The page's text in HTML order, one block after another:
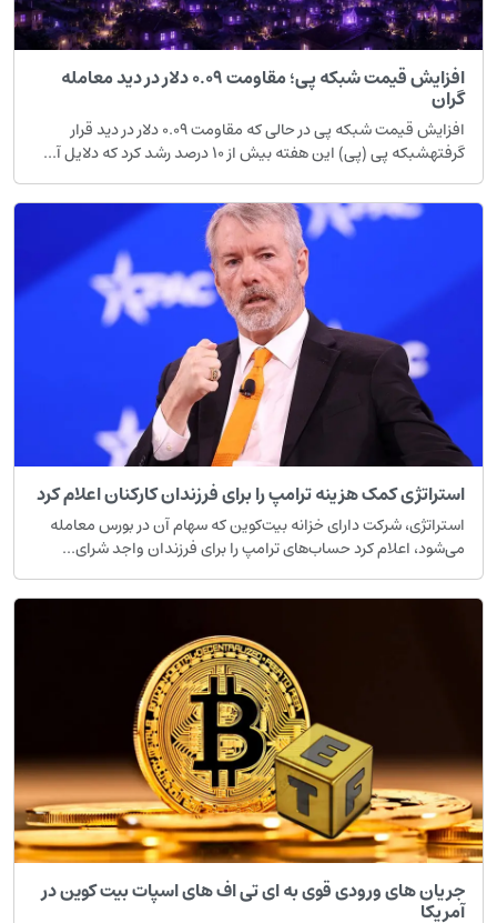
افزایش قیمت شبکه پی؛ مقاومت ۰.۰۹ دلار در دید معامله
افزایش قیمت شبکه پی در حالی که مقاومت ۰.۰۹ دلار در دید قرار
پی (پی) این هفته بیش از ۱۰ درصد رشد کرد که دلایل آ...
کمک هزینه ترامپ را برای فرزندان کارکنان اعلام کرد
شرکت دارای خزانه بیت‌کوین که سهام آن در بورس معامله
اعلام کرد حساب‌های ترامپ را برای فرزندان واجد شرای...
های ورودی قوی به ای تی اف های اسپات بیت کوین در